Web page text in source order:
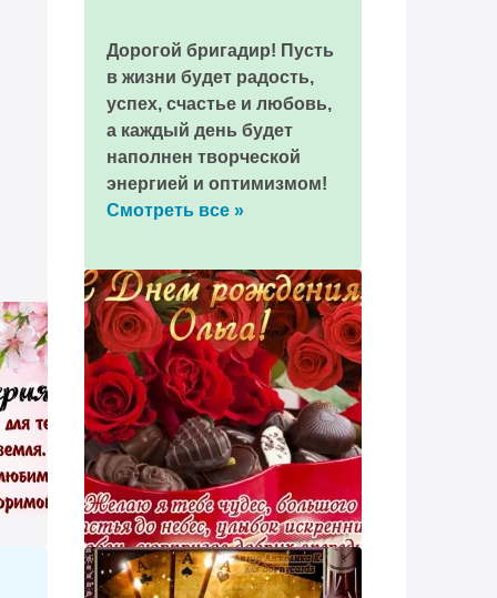
Дорогой бригадир! Пусть
в жизни будет радость,
успех, счастье и любовь,
а каждый день будет
наполнен творческой
энергией и оптимизмом!
Смотреть все »